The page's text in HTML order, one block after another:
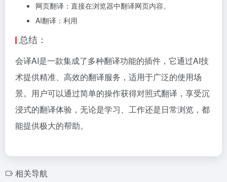
网页翻译：直接在浏览器中翻译网页内容。
AI翻译：利用
总结：
会译AI是一款集成了多种翻译功能的插件，它通过AI技
术提供精准、高效的翻译服务，适用于广泛的使用场
景。用户可以通过简单的操作获得对照式翻译，享受沉
浸式的翻译体验，无论是学习、工作还是日常浏览，都
能提供极大的帮助。
相关导航